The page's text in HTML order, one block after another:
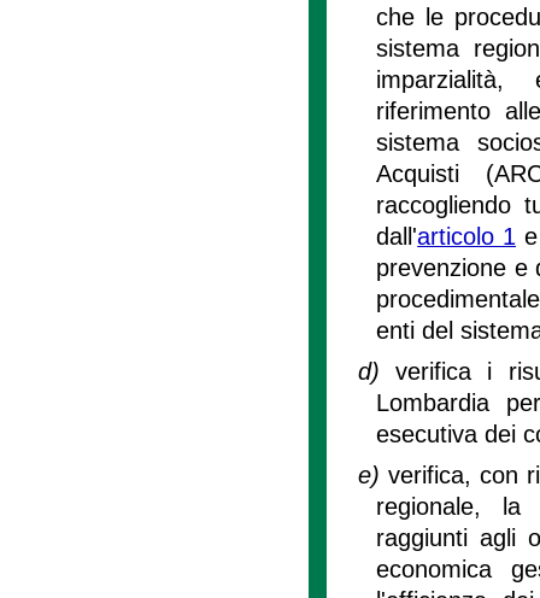
che le
sistema
imparzialità,
riferimento
sistema
Acquisti
raccogliendo
dall'articolo 1
prevenzione e
enti del
d)verifica i
Lombardia
esecutiva dei
e) verifica, con
regionale, la
raggiunti agli
economica